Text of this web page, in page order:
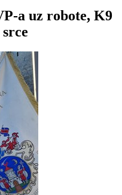
a uz robote, K9